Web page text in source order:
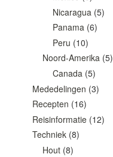
Nicaragua (5)
Panama (6)
Peru (10)
Noord-Amerika (5)
Canada (5)
Mededelingen (3)
Recepten (16)
Reisinformatie (12)
Techniek (8)
Hout (8)